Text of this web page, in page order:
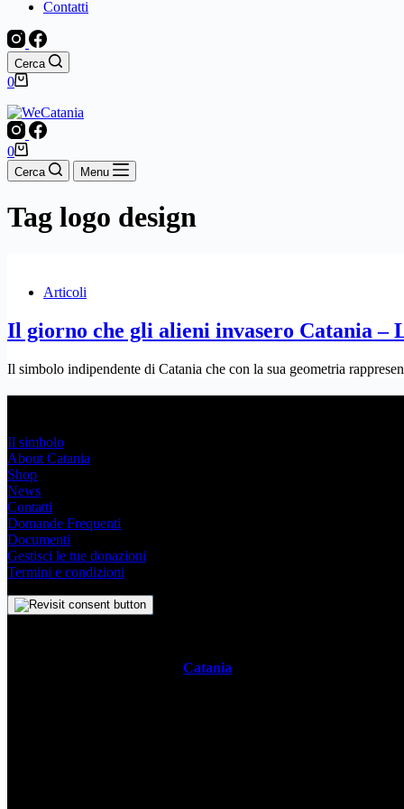
Contatti
Cerca
Carrello
0
Carrello
0
Cerca Menu
Tag logo design
Articoli
Il giorno che gli alieni invasero Catania –
Il simbolo indipendente di Catania che con la sua geometria
Il simbolo
About Catania
Shop
News
Contatti
Domande Frequenti
Documenti
Gestisci le tue donazioni
Termini e condizioni
Catania